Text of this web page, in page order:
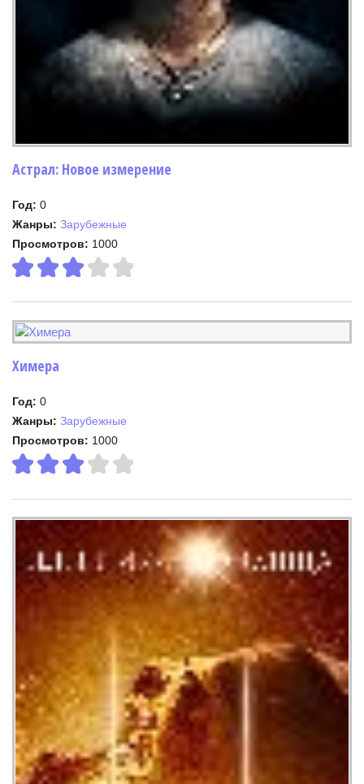
Астрал: Новое измерение
Год: 0
Жанры: Зарубежные
Просмотров: 1000
Химера
Год: 0
Жанры: Зарубежные
Просмотров: 1000